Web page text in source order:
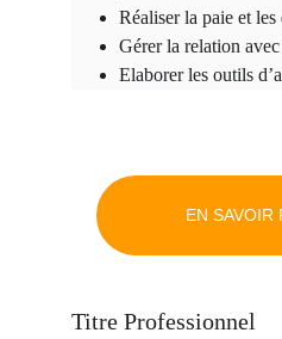
Titre Professionnel
Réaliser la paie et
Gérer la relation
Elaborer les outils
EN SAVOIR